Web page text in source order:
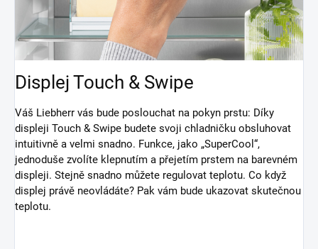
Displej Touch & Swipe
Váš Liebherr vás bude poslouchat na pokyn prstu: Díky
displeji Touch & Swipe budete svoji chladničku obsluhovat
intuitivně a velmi snadno. Funkce, jako „SuperCool“,
jednoduše zvolíte klepnutím a přejetím prstem na barevném
displeji. Stejně snadno můžete regulovat teplotu. Co když
displej právě neovládáte? Pak vám bude ukazovat skutečnou
teplotu.